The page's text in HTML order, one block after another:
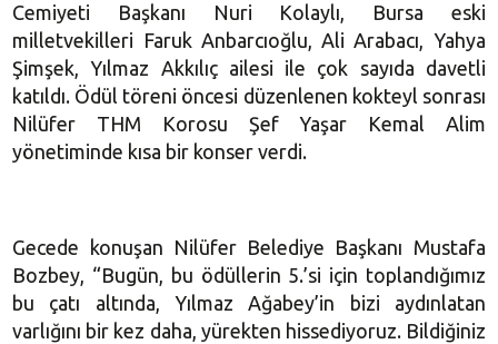
Cemiyeti Başkanı Nuri Kolaylı, Bursa eski
milletvekilleri Faruk Anbarcıoğlu, Ali Arabacı, Yahya
Şimşek, Yılmaz Akkılıç ailesi ile çok sayıda davetli
katıldı. Ödül töreni öncesi düzenlenen kokteyl sonrası
Nilüfer THM Korosu Şef Yaşar Kemal Alim
yönetiminde kısa bir konser verdi.
Gecede konuşan Nilüfer Belediye Başkanı Mustafa
Bozbey, “Bugün, bu ödüllerin 5.’si için toplandığımız
bu çatı altında, Yılmaz Ağabey’in bizi aydınlatan
varlığını bir kez daha, yürekten hissediyoruz. Bildiğiniz